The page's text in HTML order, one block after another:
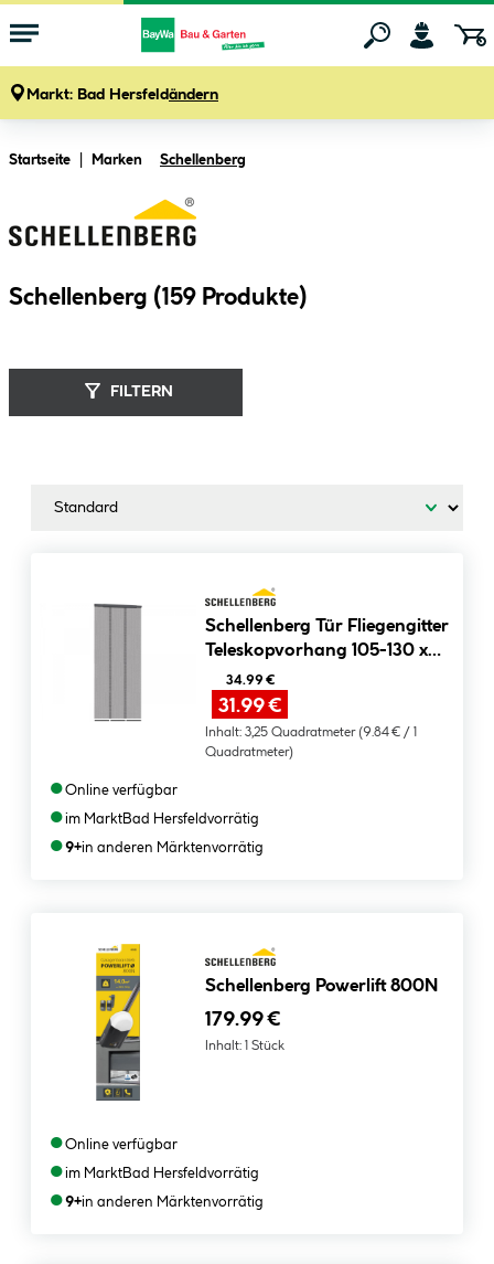
Markt: Bad Hersfeldändern
Startseite Marken Schellenberg
Schellenberg (159 Produkte)
FILTERN
Schellenberg Tür Fliegengitter
Teleskopvorhang 105-130 x
250 cm Breite verstellbar
anthrazit
34.99 €
31.99 €
Inhalt: 3,25 Quadratmeter (9.84 € / 1
Quadratmeter)
●Online verfügbar
●im MarktBad Hersfeldvorrätig
●9+in anderen Märktenvorrätig
Schellenberg Powerlift 800N
179.99 €
Inhalt: 1 Stück
●Online verfügbar
●im MarktBad Hersfeldvorrätig
●9+in anderen Märktenvorrätig